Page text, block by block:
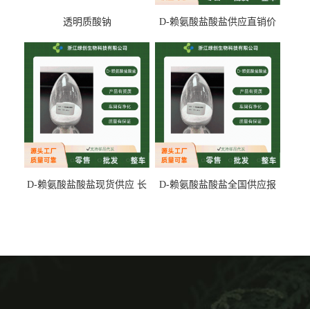
透明质酸钠
D-赖氨酸盐酸盐供应直销价
D-赖氨酸盐酸盐现货供应 长
D-赖氨酸盐酸盐全国供应报